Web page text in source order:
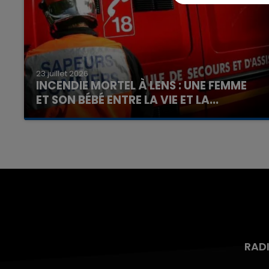
23 juillet 2026
INCENDIE MORTEL À LENS : UNE FEMME
ET SON BÉBÉ ENTRE LA VIE ET LA...
Un homme s'est immolé par le feu après avoir